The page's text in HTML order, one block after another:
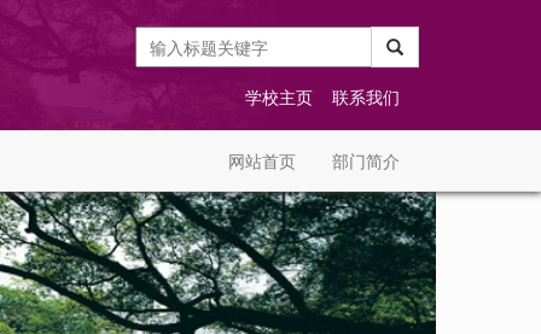
学校主页 联系我们
网站首页 部门简介